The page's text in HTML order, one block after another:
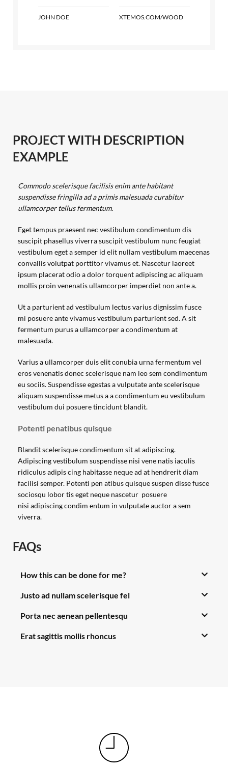
JOHN DOE XTEMOS.COM/WOOD
PROJECT WITH DESCRIPTION
EXAMPLE
Commodo scelerisque facilisis enim ante habitant
suspendisse fringilla ad a primis malesuada curabitur
ullamcorper tellus fermentum.
Eget tempus praesent nec vestibulum condimentum dis
suscipit phasellus viverra suscipit vestibulum nunc feugiat
vestibulum eget a semper id elit nullam vestibulum maecenas
convallis volutpat porttitor vivamus et. Nascetur laoreet
ipsum placerat odio a dolor torquent adipiscing ac aliquam
mollis proin venenatis ullamcorper imperdiet non ante a.
Ut a parturient ad vestibulum lectus varius dignissim fusce
mi posuere ante vivamus vestibulum parturient sed. A sit
fermentum purus a ullamcorper a condimentum at
malesuada.
Varius a ullamcorper duis elit conubia urna fermentum vel
eros venenatis donec scelerisque nam leo sem condimentum
eu sociis. Suspendisse egestas a vulputate ante scelerisque
aliquam suspendisse metus a a condimentum eu vestibulum
vestibulum dui posuere tincidunt blandit.
Potenti penatibus quisque
Blandit scelerisque condimentum sit at adipiscing.
Adipiscing vestibulum suspendisse nisi vene natis iaculis
ridiculus adipis cing habitasse neque ad at hendrerit diam
facilisi semper. Potenti pen atibus quisque suspen disse fusce
sociosqu lobor tis eget neque nascetur posuere
nisi adipiscing condim entum in vulputate auctor a sem
viverra.
FAQs
How this can be done for me?
Justo ad nullam scelerisque fel
Porta nec aenean pellentesqu
Erat sagittis mollis rhoncus